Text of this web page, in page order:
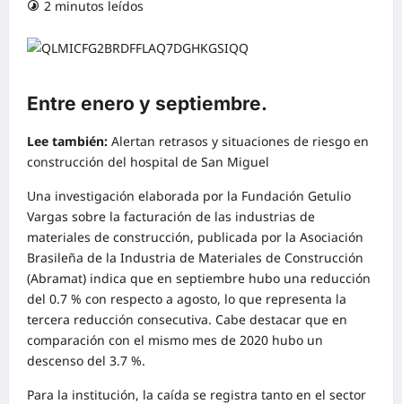
2 minutos leídos
Entre enero y septiembre.
Lee también: Alertan retrasos y situaciones de riesgo en
construcción del hospital de San Miguel
Una investigación elaborada por la Fundación Getulio
Vargas sobre la facturación de las industrias de
materiales de construcción, publicada por la Asociación
Brasileña de la Industria de Materiales de Construcción
(Abramat) indica que en septiembre hubo una reducción
del 0.7 % con respecto a agosto, lo que representa la
tercera reducción consecutiva. Cabe destacar que en
comparación con el mismo mes de 2020 hubo un
descenso del 3.7 %.
Para la institución, la caída se registra tanto en el sector